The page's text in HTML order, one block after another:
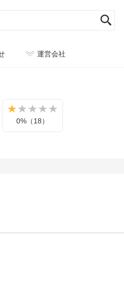
運営会社
0%（18）